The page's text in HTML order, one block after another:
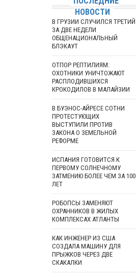
НОВОСТИ
В ГРУЗИИ СЛУЧИЛСЯ ТРЕТИЙ
ЗА ДВЕ НЕДЕЛИ
ОБЩЕНАЦИОНАЛЬНЫЙ
БЛЭКАУТ
ОТПОР РЕПТИЛИЯМ:
ОХОТНИКИ УНИЧТОЖАЮТ
РАСПЛОДИВШИХСЯ
КРОКОДИЛОВ В МАЛАЙЗИИ
В БУЭНОС-АЙРЕСЕ СОТНИ
ПРОТЕСТУЮЩИХ
ВЫСТУПИЛИ ПРОТИВ
ЗАКОНА О ЗЕМЕЛЬНОЙ
РЕФОРМЕ
ИСПАНИЯ ГОТОВИТСЯ К
ПЕРВОМУ СОЛНЕЧНОМУ
ЗАТМЕНИЮ БОЛЕЕ ЧЕМ ЗА 100
ЛЕТ
РОБОПСЫ ЗАМЕНЯЮТ
ОХРАННИКОВ В ЖИЛЫХ
КОМПЛЕКСАХ АТЛАНТЫ
КАК ИНЖЕНЕР ИЗ США
СОЗДАЛА МАШИНУ ДЛЯ
ПРЫЖКОВ ЧЕРЕЗ ДВЕ
СКАКАЛКИ